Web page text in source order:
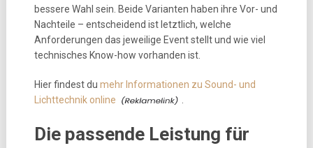
bessere Wahl sein. Beide Varianten haben ihre Vor- und
Nachteile – entscheidend ist letztlich, welche
Anforderungen das jeweilige Event stellt und wie viel
technisches Know-how vorhanden ist.
Hier findest du mehr Informationen zu Sound- und
Lichttechnik online
Die passende Leistung für